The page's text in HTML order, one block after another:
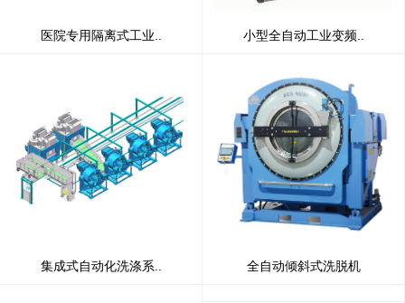
医院专用隔离式工业.. 小型全自动工业变频..
集成式自动化洗涤系.. 全自动倾斜式洗脱机